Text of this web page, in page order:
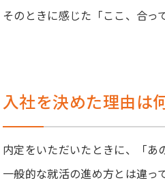
そのときに感じた「ここ、合っ
入社を決めた理由は
内定をいただいたときに、「あ
一般的な就活の進め方とは違